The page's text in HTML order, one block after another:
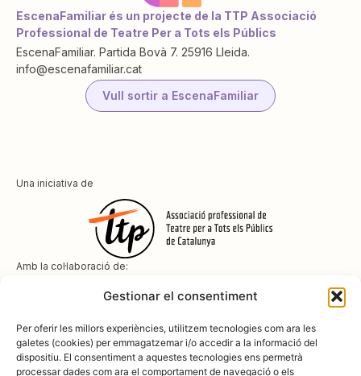
Gestionar el consentiment
Per oferir les millors experiències, utilitzem tecnologies com ara les
galetes (cookies) per emmagatzemar i/o accedir a la informació del
dispositiu. El consentiment a aquestes tecnologies ens permetrà
processar dades com ara el comportament de navegació o els
EscenaFamiliar és un projecte de la TTP Associació
Professional de Teatre Per a Tots els Públics
EscenaFamiliar. Partida Bovà 7. 25916 Lleida.
info@escenafamiliar.cat
Vull sortir a EscenaFamiliar
Una iniciativa de
Amb la col·laboració de:
Amb el suport de